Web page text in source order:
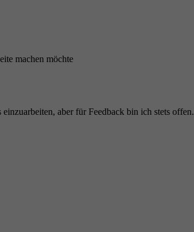
machen möchte
aber für Feedback bin ich stets offen.